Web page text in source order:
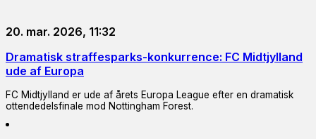
20. mar. 2026, 11:32
Dramatisk straffesparks-konkurrence: FC Midtjylland
ude af Europa
FC Midtjylland er ude af årets Europa League efter en dramatisk
ottendedelsfinale mod Nottingham Forest.